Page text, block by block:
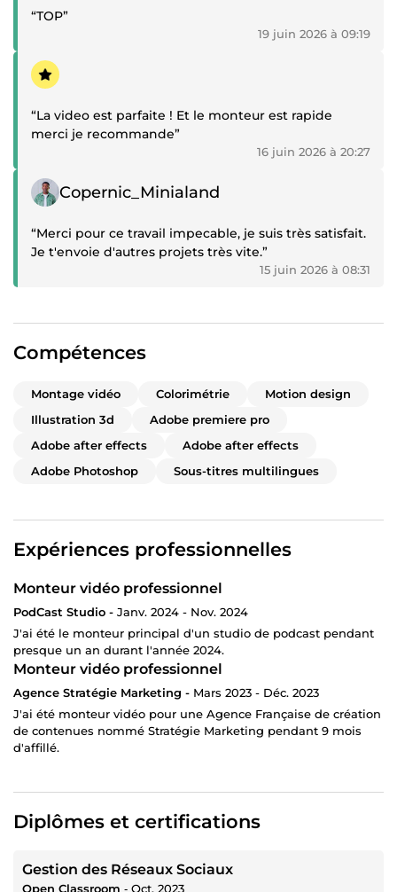
“TOP”
19 juin 2026 à 09:19
Témoignage positif
“La video est parfaite ! Et le monteur est rapide
merci je recommande”
16 juin 2026 à 20:27
Témoignage positif
Copernic_Minialand
“Merci pour ce travail impecable, je suis très satisfait.
Je t'envoie d'autres projets très vite.”
15 juin 2026 à 08:31
Compétences
Montage vidéo Colorimétrie
Motion design
Illustration 3d
Adobe premiere pro
Adobe after effects
Adobe after effects
Adobe Photoshop
Sous-titres multilingues
Expériences professionnelles
Monteur vidéo professionnel
PodCast Studio - Janv. 2024 - Nov. 2024
J'ai été le monteur principal d'un studio de podcast pendant
presque un an durant l'année 2024.
Monteur vidéo professionnel
Agence Stratégie Marketing - Mars 2023 - Déc. 2023
J'ai été monteur vidéo pour une Agence Française de création
de contenues nommé Stratégie Marketing pendant 9 mois
d'affillé.
Diplômes et certifications
Gestion des Réseaux Sociaux
Open Classroom ‐ Oct. 2023